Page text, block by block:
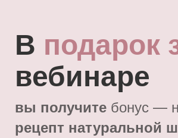
В подарок
вебинаре
вы получите бонус —
рецепт натуральной